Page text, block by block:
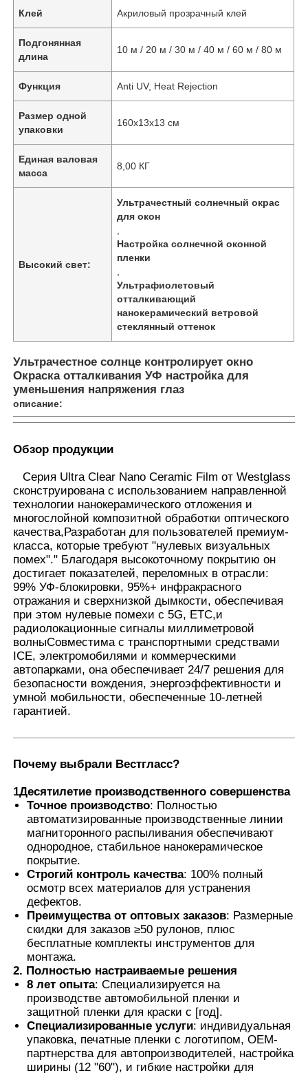
Главная страница
Продукция
О Компании
Наша фабрика
контроль качества
контактные данные
Новости
Все случаи
Отправить запрос
Фильм предохранения от краски автомобиля
Умный фильм PDLC
Прозрачная нанокерамическая краска
Фотохромная пленка
Окраска автомобильных окон
Умное стекло pdlc
Фильм PNLC
Многослойное стекло PVB межслой
Клей Акриловый прозрачный клей
Подгонянная
длина
10 м / 20 м / 30 м / 40 м / 60 м / 80 м
Функция Anti UV, Heat Rejection
Размер одной
упаковки
160х13х13 см
Единая валовая
масса
8,00 КГ
Высокий свет:
Ультрачестный солнечный окрас
для окон
Настройка солнечной оконной
пленки
Ультрафиолетовый
отталкивающий
нанокерамический ветровой
стеклянный оттенок
Ультрачестное солнце контролирует окно
Окраска отталкивания УФ настройка для
уменьшения напряжения глаз
описание:
Обзор продукции
Серия Ultra Clear Nano Ceramic Film от Westglass
сконструирована с использованием направленной
технологии нанокерамического отложения и
многослойной композитной обработки оптического
качества,Разработан для пользователей премиум-
класса, которые требуют "нулевых визуальных
помех"." Благодаря высокоточному покрытию он
достигает показателей, переломных в отрасли:
99% УФ-блокировки, 95%+ инфракрасного
отражания и сверхнизкой дымкости, обеспечивая
при этом нулевые помехи с 5G, ETC,и
радиолокационные сигналы миллиметровой
волныСовместима с транспортными средствами
ICE, электромобилями и коммерческими
автопарками, она обеспечивает 24/7 решения для
безопасности вождения, энергоэффективности и
умной мобильности, обеспеченные 10-летней
гарантией.
Почему выбрали Вестгласс?
1Десятилетие производственного совершенства
Точное производство: Полностью
автоматизированные производственные линии
магниторонного распыливания обеспечивают
однородное, стабильное нанокерамическое
покрытие.
Строгий контроль качества: 100% полный
осмотр всех материалов для устранения
дефектов.
Преимущества от оптовых заказов: Размерные
скидки для заказов ≥50 рулонов, плюс
бесплатные комплекты инструментов для
монтажа.
2. Полностью настраиваемые решения
8 лет опыта: Специализируется на
производстве автомобильной пленки и
защитной пленки для краски с [год].
Специализированные услуги: индивидуальная
упаковка, печатные пленки с логотипом, OEM-
партнерства для автопроизводителей, настройка
ширины (12 "60"), и гибкие настройки для